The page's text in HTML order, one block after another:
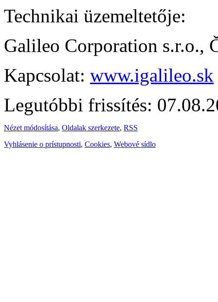
Technikai üzemeltetője:
Galileo Corporation s.r.o.,
Kapcsolat: www.igalileo.sk
Legutóbbi frissítés:
Nézet módosítása, Oldalak szerkezete, RSS
Vyhlásenie o prístupnosti, Cookies, Webové sídlo